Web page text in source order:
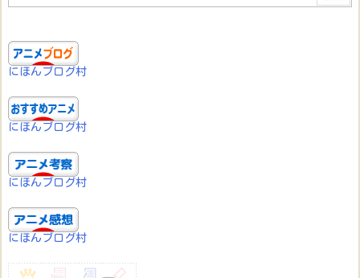
にほんブログ村
にほんブログ村
にほんブログ村
にほんブログ村